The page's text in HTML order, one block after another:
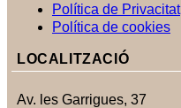
Política de Privacitat
Política de cookies
LOCALITZACIÓ
Av. les Garrigues, 37